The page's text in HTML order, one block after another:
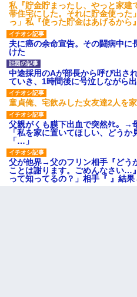
私『貯金貯まったし、やっと家建
帯住宅にした。それに貯金使っ
っ」私『使った貯金はあげるか
夫に癌の余命宣告。その闘病中に
けた
中途採用のAが部長から呼び出さ
ていき、1時間後に号泣しながら
童貞俺、宅飲みした女友達2人を
父親がくも膜下出血で突然ﾀﾋ。
「私を家に置いてほしい、どう
「…」
父が他界→父のフリン相手『どう
ことは謝ります。ごめんなさい…
って知ってるの？」相手『 』結